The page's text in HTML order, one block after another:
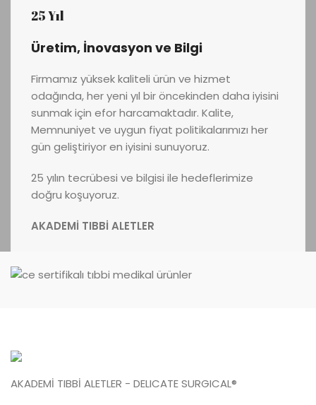
25 Yıl
Üretim, İnovasyon ve Bilgi
Firmamız yüksek kaliteli ürün ve hizmet
odağında, her yeni yıl bir öncekinden daha iyisini
sunmak için efor harcamaktadır. Kalite,
Memnuniyet ve uygun fiyat politikalarımızı her
gün geliştiriyor en iyisini sunuyoruz.
25 yılın tecrübesi ve bilgisi ile hedeflerimize
doğru koşuyoruz.
AKADEMİ TIBBİ ALETLER
AKADEMİ TIBBİ ALETLER - DELICATE SURGICAL®